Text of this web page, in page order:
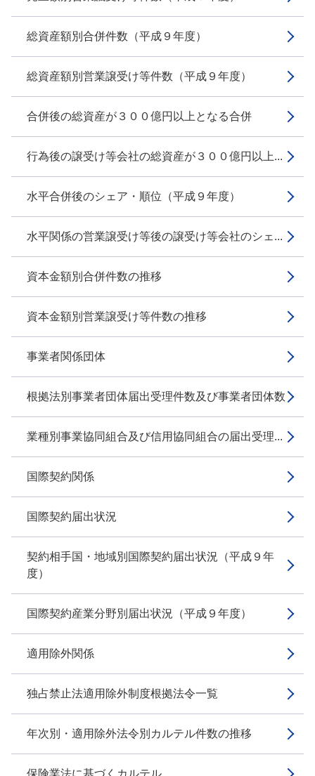
総資産額別合併件数（平成９年度）
総資産額別営業譲受け等件数（平成９年度）
合併後の総資産が３００億円以上となる合併
行為後の譲受け等会社の総資産が３００億円以上...
水平合併後のシェア・順位（平成９年度）
水平関係の営業譲受け等後の譲受け等会社のシェ...
資本金額別合併件数の推移
資本金額別営業譲受け等件数の推移
事業者関係団体
根拠法別事業者団体届出受理件数及び事業者団体数
業種別事業協同組合及び信用協同組合の届出受理...
国際契約関係
国際契約届出状況
契約相手国・地域別国際契約届出状況（平成９年
度）
国際契約産業分野別届出状況（平成９年度）
適用除外関係
独占禁止法適用除外制度根拠法令一覧
年次別・適用除外法令別カルテル件数の推移
保険業法に基づくカルテル